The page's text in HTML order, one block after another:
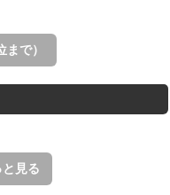
の上海ゲーム。
シミュレーションゲーム。
パズルゲーム。
で）
見る